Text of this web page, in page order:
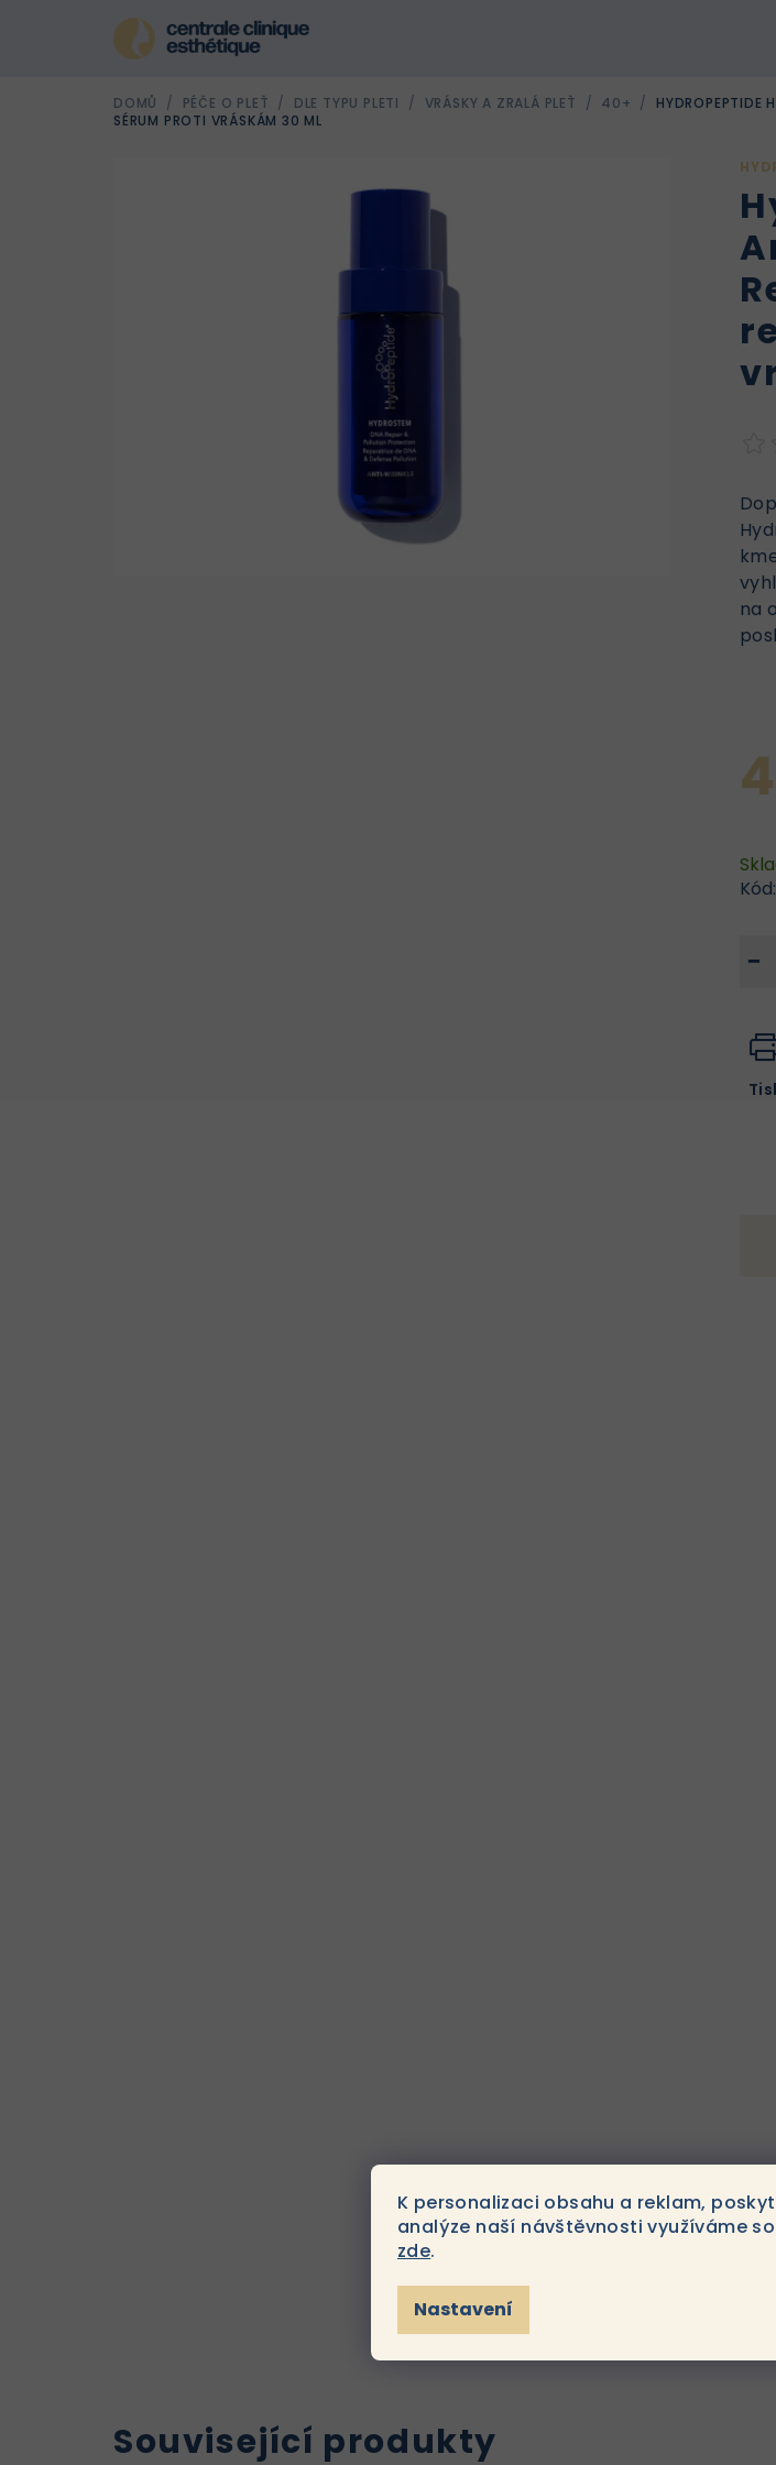
K personalizaci obsahu a reklam,
analýze naší návštěvnosti využíváme
zde.
Nastavení
DOMŮ / PÉČE O PLEŤ / DLE TYPU PLETI / VRÁSKY A ZRALÁ PLEŤ / 40+ /
HYDROPEPTIDE
SÉRUM PROTI VRÁSKÁM 30 ML
na
Kód:
−
Související produkty